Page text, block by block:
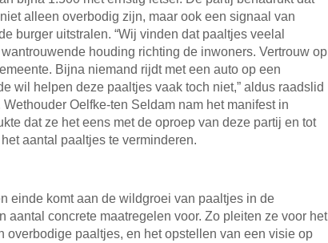
alleen overbodig zijn, maar ook een signaal van
burger uitstralen. “Wij vinden dat paaltjes veelal
houding richting de inwoners. Vertrouw op
Bijna niemand rijdt met een auto op een
wil helpen deze paaltjes vaak toch niet,” aldus raadslid
Oelfke-ten Seldam nam het manifest in
dat ze het eens met de oproep van deze partij en tot
aantal paaltjes te verminderen.
einde komt aan de wildgroei van paaltjes in de
aantal concrete maatregelen voor. Zo pleiten ze voor het
overbodige paaltjes, en het opstellen van een visie op